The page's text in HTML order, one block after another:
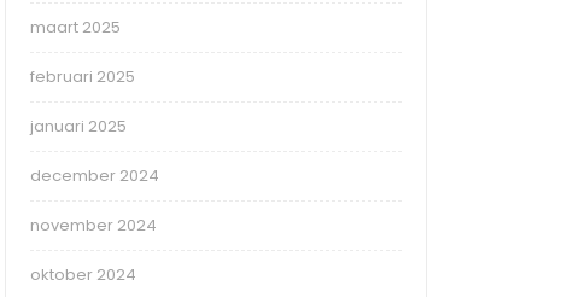
maart 2025
februari 2025
januari 2025
december 2024
november 2024
oktober 2024